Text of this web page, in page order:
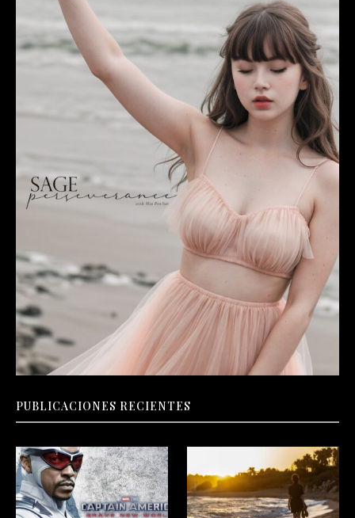
PUBLICACIONES RECIENTES